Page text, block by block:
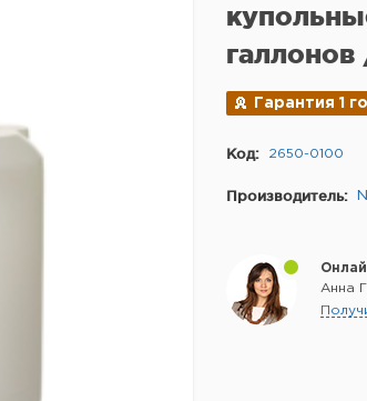
Гарантия 1
Код: 2650-0100
Производитель:
Анна